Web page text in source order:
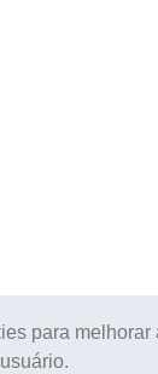
para melhorar